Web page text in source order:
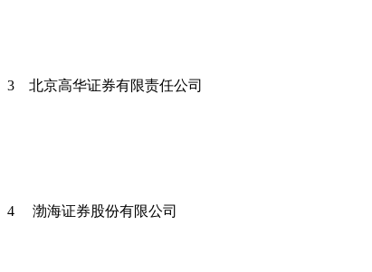
3 北京高华证券有限责任公司
4 渤海证券股份有限公司